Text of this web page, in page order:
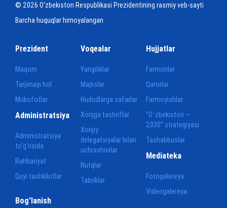
© 2026 O‘zbekiston Respublikasi Prezidentining rasmiy veb-sayti
Barcha huquqlar himoyalangan
Prezident
Maqom
Tarjimayi hol
Mukofotlar
Voqealar
Yangiliklar
Majlislar
Hududlarga safarlar
Xorijga tashriflar
Xorijiy
delegatsiyalar bilan
uchrashuvlar
Nutqlar
Tabriklar
Hujjatlar
Farmonlar
Qarorlar
Farmoyishlar
“Oʻzbekiston —
2030” strategiyasi
Tashabbuslar
Administratsiya
Administratsiya
to‘g‘risida
Rahbariyat
Quyi tashkilotlar
Mediateka
Fotogalereya
Videogalereya
Bog'lanish